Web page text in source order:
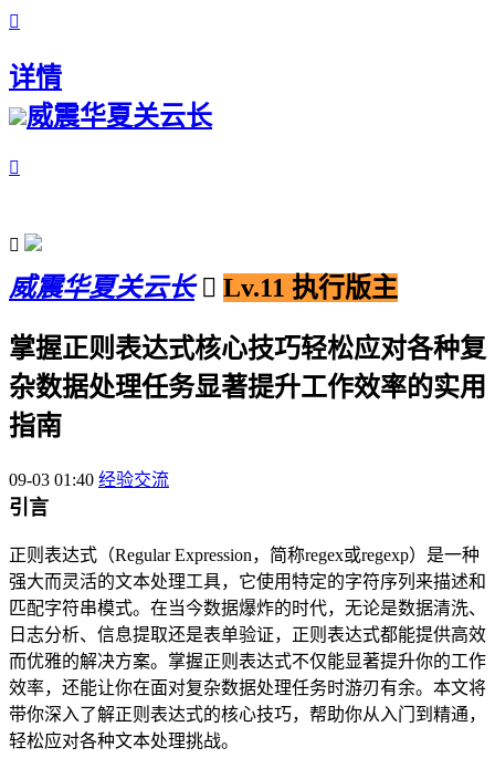

详情
威震华夏关云长


威震华夏关云长  Lv.11 执行版主
掌握正则表达式核心技巧轻松应对各种复
杂数据处理任务显著提升工作效率的实用
指南
09-03 01:40 经验交流
引言
正则表达式（Regular Expression，简称regex或regexp）是一种
强大而灵活的文本处理工具，它使用特定的字符序列来描述和
匹配字符串模式。在当今数据爆炸的时代，无论是数据清洗、
日志分析、信息提取还是表单验证，正则表达式都能提供高效
而优雅的解决方案。掌握正则表达式不仅能显著提升你的工作
效率，还能让你在面对复杂数据处理任务时游刃有余。本文将
带你深入了解正则表达式的核心技巧，帮助你从入门到精通，
轻松应对各种文本处理挑战。